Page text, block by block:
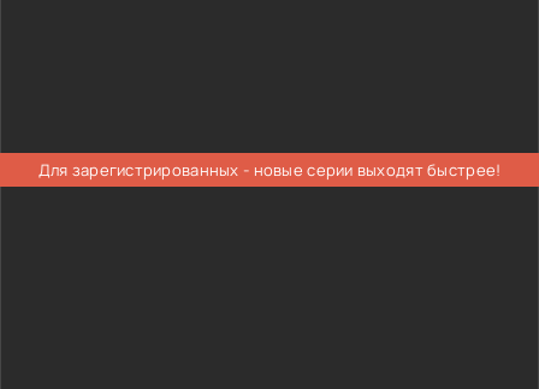
Для зарегистрированных - новые серии выходят быстрее!